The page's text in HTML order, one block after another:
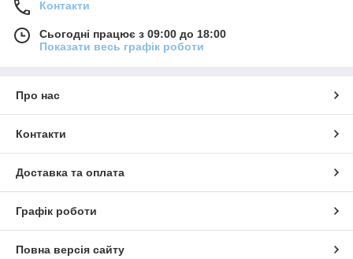
Контакти
Сьогодні працює з 09:00 до 18:00
Показати весь графік роботи
Про нас
Контакти
Доставка та оплата
Графік роботи
Повна версія сайту